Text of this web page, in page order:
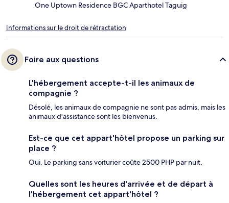
One Uptown Residence BGC Aparthotel Taguig
Informations sur le droit de rétractation
Foire aux questions
L'hébergement accepte-t-il les animaux de
compagnie ?
Désolé, les animaux de compagnie ne sont pas admis, mais les
animaux d'assistance sont les bienvenus.
Est-ce que cet appart'hôtel propose un parking sur
place ?
Oui. Le parking sans voiturier coûte 2500 PHP par nuit.
Quelles sont les heures d'arrivée et de départ à
l'hébergement cet appart'hôtel ?